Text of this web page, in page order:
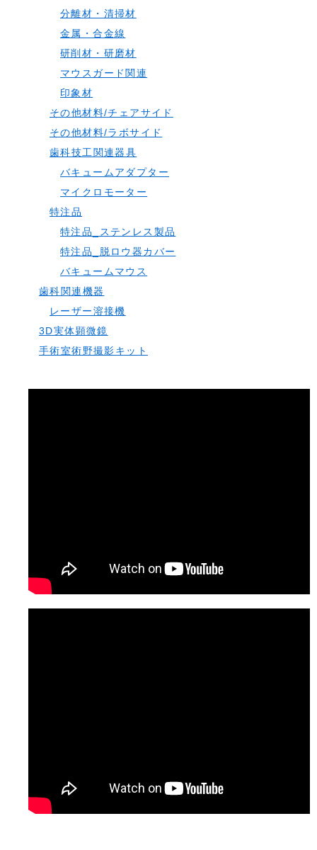
分離材・清掃材
金属・合金線
研削材・研磨材
マウスガード関連
印象材
その他材料/チェアサイド
その他材料/ラボサイド
歯科技工関連器具
バキュームアダプター
マイクロモーター
特注品
特注品_ステンレス製品
特注品_脱ロウ器カバー
バキュームマウス
歯科関連機器
レーザー溶接機
3D実体顕微鏡
手術室術野撮影キット